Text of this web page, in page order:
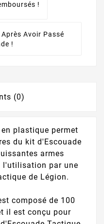
!
Avoir Passé
!
(0)
plastique permet
du kit d'Escouade
armes
l'utilisation par une
de Légion.
composé de 100
il est conçu pour